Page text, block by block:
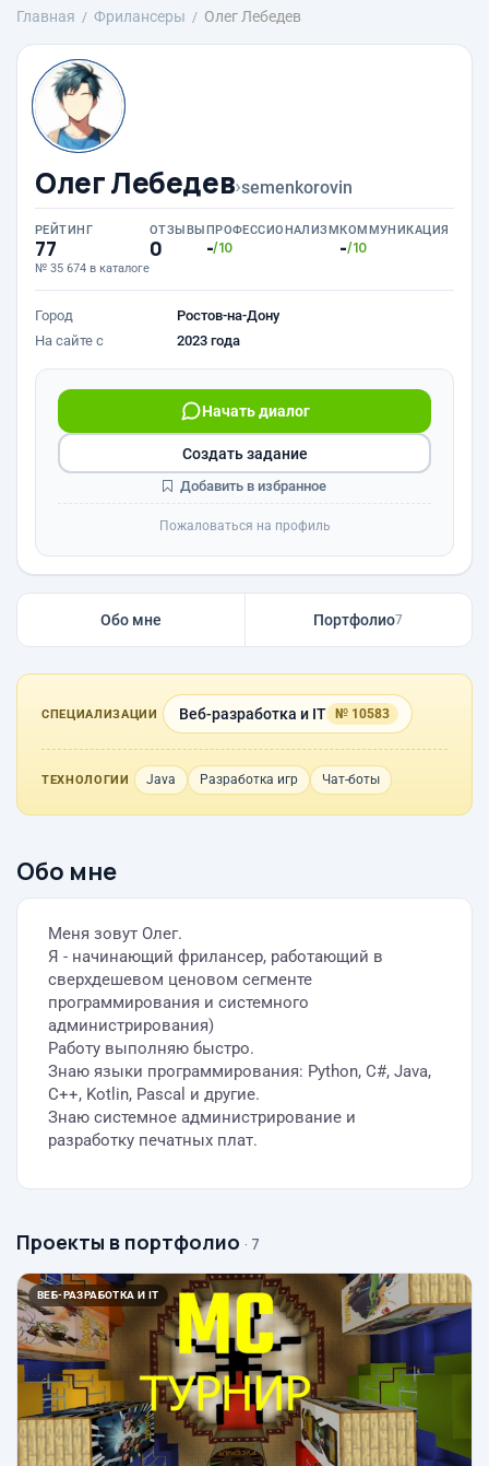
Главная Фрилансеры Олег Лебедев
Олег Лебедев›semenkorovin
РЕЙТИНГ
77
№ 35 674 в каталоге
ОТЗЫВЫ
0
ПРОФЕССИОНАЛИЗМ
-/10
КОММУНИКАЦИЯ
-/10
Город
Ростов-на-Дону
На сайте с
2023 года
Начать диалог
Создать задание
Добавить в избранное
Пожаловаться на профиль
Обо мне Портфолио7
СПЕЦИАЛИЗАЦИИ Веб-разработка и IT № 10583
ТЕХНОЛОГИИ Java Разработка игр Чат-боты
Обо мне
Меня зовут Олег.
Я - начинающий фрилансер, работающий в
сверхдешевом ценовом сегменте
программирования и системного
администрирования)
Работу выполняю быстро.
Знаю языки программирования: Python, C#, Java,
C++, Kotlin, Pascal и другие.
Знаю системное администрирование и
разработку печатных плат.
Проекты в портфолио · 7
ВЕБ-РАЗРАБОТКА И IT